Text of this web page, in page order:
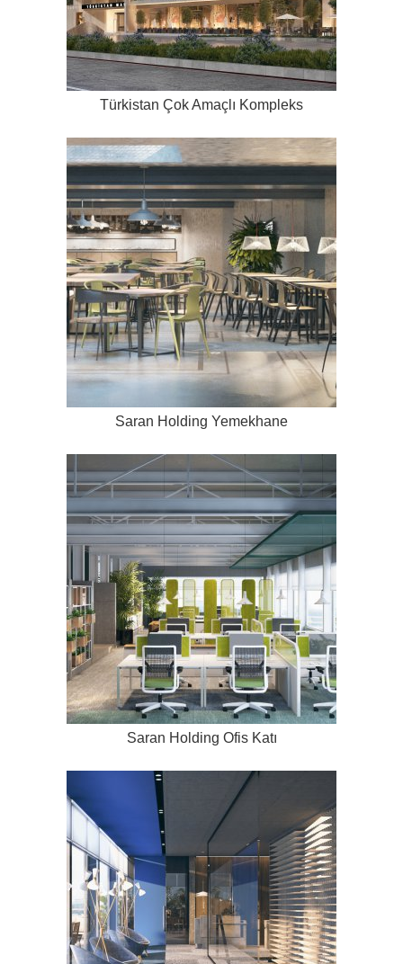
Türkistan Çok Amaçlı Kompleks
Saran Holding Yemekhane
Saran Holding Ofis Katı